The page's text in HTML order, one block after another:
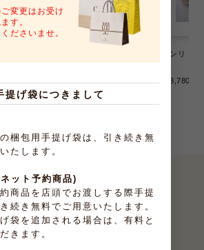
ー
個入
アンリ・
￥3,780
最近見たお菓子
ん。
変更はお受け
す。
ださいませ。
提げ袋につきまして
梱包用手提げ袋は、引き続き無
たします。
ット予約商品)
商品を店頭でお渡しする際手提
続き無料でご用意いたします。
袋を追加される場合は、有料と
きます。